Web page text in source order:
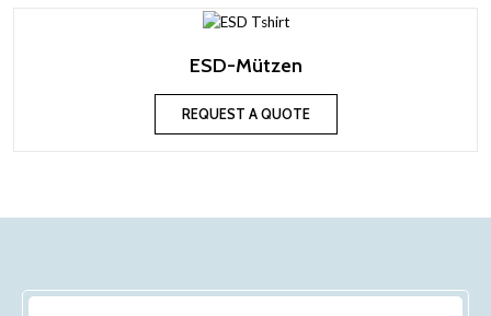
ESD-Mützen
REQUEST A QUOTE